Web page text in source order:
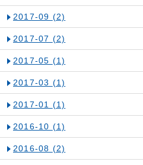
2017-09 (2)
2017-07 (2)
2017-05 (1)
2017-03 (1)
2017-01 (1)
2016-10 (1)
2016-08 (2)